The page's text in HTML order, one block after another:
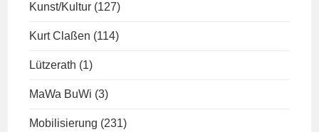
Kunst/Kultur (127)
Kurt Claßen (114)
Lützerath (1)
MaWa BuWi (3)
Mobilisierung (231)